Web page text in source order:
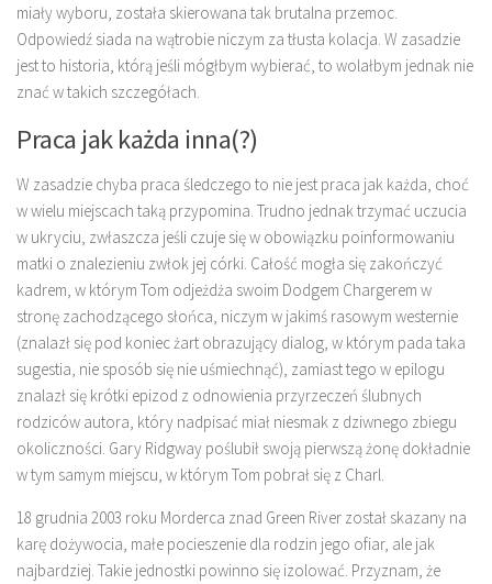
miały wyboru, została skierowana tak brutalna przemoc.
Odpowiedź siada na wątrobie niczym za tłusta kolacja. W zasadzie
jest to historia, którą jeśli mógłbym wybierać, to wolałbym jednak nie
znać w takich szczegółach.
Praca jak każda inna(?)
W zasadzie chyba praca śledczego to nie jest praca jak każda, choć
w wielu miejscach taką przypomina. Trudno jednak trzymać uczucia
w ukryciu, zwłaszcza jeśli czuje się w obowiązku poinformowaniu
matki o znalezieniu zwłok jej córki. Całość mogła się zakończyć
kadrem, w którym Tom odjeżdża swoim Dodgem Chargerem w
stronę zachodzącego słońca, niczym w jakimś rasowym westernie
(znalazł się pod koniec żart obrazujący dialog, w którym pada taka
sugestia, nie sposób się nie uśmiechnąć), zamiast tego w epilogu
znalazł się krótki epizod z odnowienia przyrzeczeń ślubnych
rodziców autora, który nadpisać miał niesmak z dziwnego zbiegu
okoliczności. Gary Ridgway poślubił swoją pierwszą żonę dokładnie
w tym samym miejscu, w którym Tom pobrał się z Charl.
18 grudnia 2003 roku Morderca znad Green River został skazany na
karę dożywocia, małe pocieszenie dla rodzin jego ofiar, ale jak
najbardziej. Takie jednostki powinno się izolować. Przyznam, że